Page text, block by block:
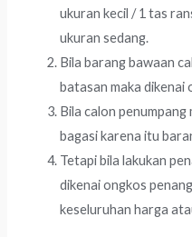
ukuran kecil / 1 tas
ukuran sedang.
Bila barang bawaan
batasan maka dikenai
Bila calon penumpang
bagasi karena itu
Tetapi bila lakukan
dikenai ongkos
keseluruhan harga